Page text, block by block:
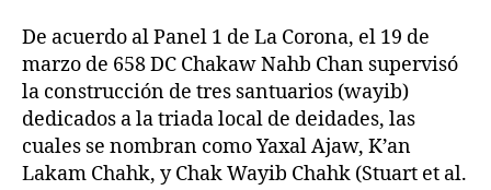
De acuerdo al Panel 1 de La Corona, el 19 de
marzo de 658 DC Chakaw Nahb Chan supervisó
la construcción de tres santuarios (wayib)
dedicados a la triada local de deidades, las
cuales se nombran como Yaxal Ajaw, K’an
Lakam Chahk, y Chak Wayib Chahk (Stuart et al.